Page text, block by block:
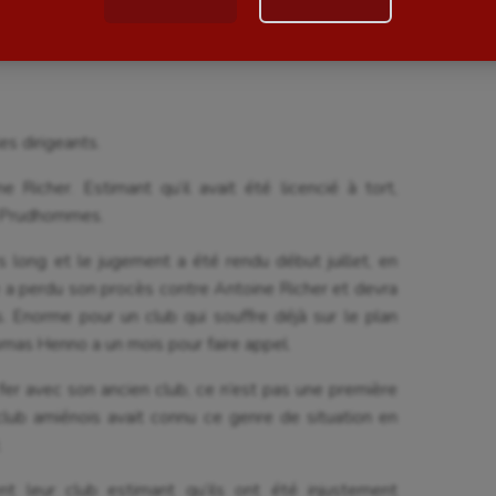
Olympiques et Paralympiques
Randonnée / Marche
Jusqu’au moment où le club l’a licencié en
dirigeants.
Richer. Estimant qu’il avait été licencié à tort,
long et le jugement a été rendu début juillet, en
perdu son procès contre Antoine Richer et devra
pour un club qui souffre déjà sur le plan
Henno a un mois pour faire appel.
avec son ancien club, ce n’est pas une première
amiénois avait connu ce genre de situation en
leur club estimant qu’ils ont été injustement